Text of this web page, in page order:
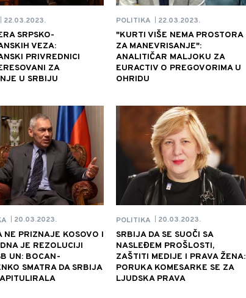
22.03.2023.
SRPSKO-
VEZA:
PRIVREDNICI
ZA
U SRBIJU
POLITIKA 22.03.2023.
"KURTI VIŠE NEMA PROSTORA
ZA MANEVRISANJE":
ANALITIČAR MALJOKU ZA
EURACTIV O PREGOVORIMA U
OHRIDU
20.03.2023.
NE PRIZNAJE KOSOVO I
JE REZOLUCIJI
UN: BOCAN-
SMATRA DA SRBIJA
POLITIKA 20.03.2023.
SRBIJA DA SE SUOČI SA
NASLEĐEM PROŠLOSTI,
ZAŠTITI MEDIJE I PRAVA ŽENA:
PORUKA KOMESARKE SE ZA
LJUDSKA PRAVA